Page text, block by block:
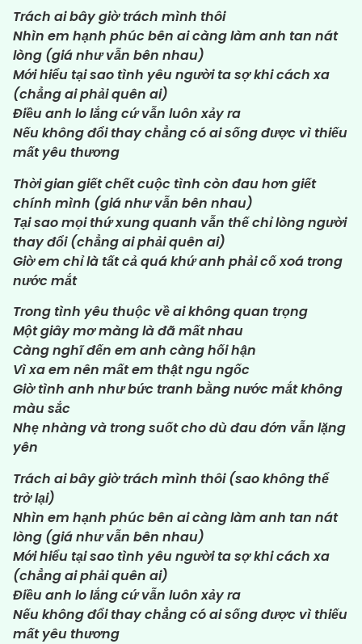
Trách ai bây giờ trách mình thôi
Nhìn em hạnh phúc bên ai càng làm anh tan nát
lòng (giá như vẫn bên nhau)
Mới hiểu tại sao tình yêu người ta sợ khi cách xa
(chẳng ai phải quên ai)
Điều anh lo lắng cứ vẫn luôn xảy ra
Nếu không đổi thay chẳng có ai sống được vì thiếu
mất yêu thương
Thời gian giết chết cuộc tình còn đau hơn giết
chính mình (giá như vẫn bên nhau)
Tại sao mọi thứ xung quanh vẫn thế chỉ lòng người
thay đổi (chẳng ai phải quên ai)
Giờ em chỉ là tất cả quá khứ anh phải cố xoá trong
nước mắt
Trong tình yêu thuộc về ai không quan trọng
Một giây mơ màng là đã mất nhau
Càng nghĩ đến em anh càng hối hận
Vì xa em nên mất em thật ngu ngốc
Giờ tình anh như bức tranh bằng nước mắt không
màu sắc
Nhẹ nhàng và trong suốt cho dù đau đớn vẫn lặng
yên
Trách ai bây giờ trách mình thôi (sao không thể
trở lại)
Nhìn em hạnh phúc bên ai càng làm anh tan nát
lòng (giá như vẫn bên nhau)
Mới hiểu tại sao tình yêu người ta sợ khi cách xa
(chẳng ai phải quên ai)
Điều anh lo lắng cứ vẫn luôn xảy ra
Nếu không đổi thay chẳng có ai sống được vì thiếu
mất yêu thương